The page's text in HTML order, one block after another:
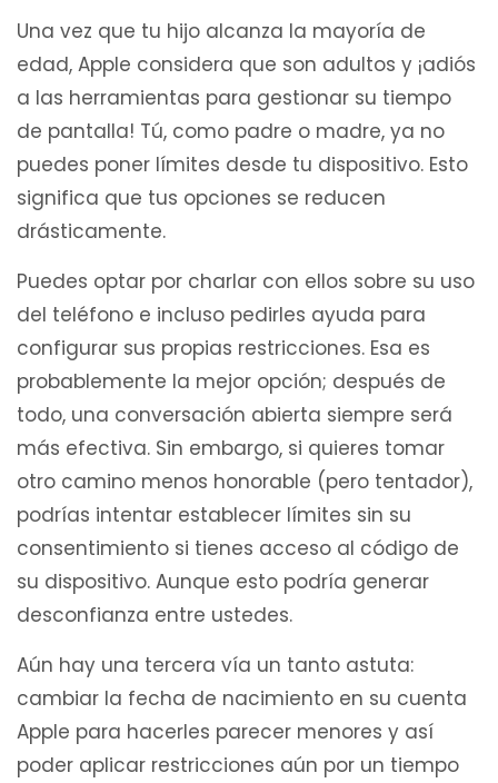
Una vez que tu hijo alcanza la mayoría de
edad, Apple considera que son adultos y ¡adiós
a las herramientas para gestionar su tiempo
de pantalla! Tú, como padre o madre, ya no
puedes poner límites desde tu dispositivo. Esto
significa que tus opciones se reducen
drásticamente.
Puedes optar por charlar con ellos sobre su uso
del teléfono e incluso pedirles ayuda para
configurar sus propias restricciones. Esa es
probablemente la mejor opción; después de
todo, una conversación abierta siempre será
más efectiva. Sin embargo, si quieres tomar
otro camino menos honorable (pero tentador),
podrías intentar establecer límites sin su
consentimiento si tienes acceso al código de
su dispositivo. Aunque esto podría generar
desconfianza entre ustedes.
Aún hay una tercera vía un tanto astuta:
cambiar la fecha de nacimiento en su cuenta
Apple para hacerles parecer menores y así
poder aplicar restricciones aún por un tiempo